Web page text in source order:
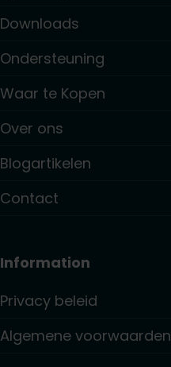
Downloads
Ondersteuning
Waar te Kopen
Over ons
Blogartikelen
Contact
Information
Privacy beleid
Algemene voorwaarden